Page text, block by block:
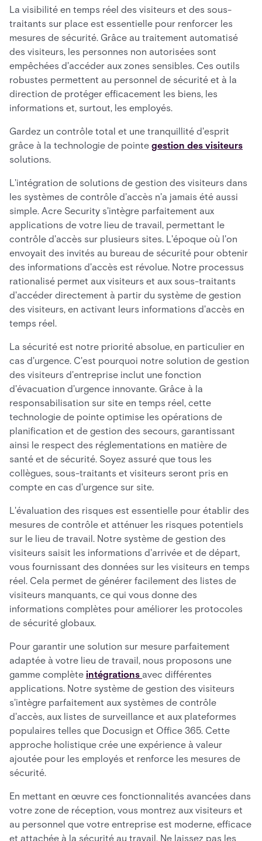
La visibilité en temps réel des visiteurs et des sous-
traitants sur place est essentielle pour renforcer les
mesures de sécurité. Grâce au traitement automatisé
des visiteurs, les personnes non autorisées sont
empêchées d'accéder aux zones sensibles. Ces outils
robustes permettent au personnel de sécurité et à la
direction de protéger efficacement les biens, les
informations et, surtout, les employés.
Gardez un contrôle total et une tranquillité d'esprit
grâce à la technologie de pointe gestion des visiteurs
solutions.
L'intégration de solutions de gestion des visiteurs dans
les systèmes de contrôle d'accès n'a jamais été aussi
simple. Acre Security s'intègre parfaitement aux
applications de votre lieu de travail, permettant le
contrôle d'accès sur plusieurs sites. L'époque où l'on
envoyait des invités au bureau de sécurité pour obtenir
des informations d'accès est révolue. Notre processus
rationalisé permet aux visiteurs et aux sous-traitants
d'accéder directement à partir du système de gestion
des visiteurs, en activant leurs informations d'accès en
temps réel.
La sécurité est notre priorité absolue, en particulier en
cas d'urgence. C'est pourquoi notre solution de gestion
des visiteurs d'entreprise inclut une fonction
d'évacuation d'urgence innovante. Grâce à la
responsabilisation sur site en temps réel, cette
technologie de pointe optimise les opérations de
planification et de gestion des secours, garantissant
ainsi le respect des réglementations en matière de
santé et de sécurité. Soyez assuré que tous les
collègues, sous-traitants et visiteurs seront pris en
compte en cas d'urgence sur site.
L'évaluation des risques est essentielle pour établir des
mesures de contrôle et atténuer les risques potentiels
sur le lieu de travail. Notre système de gestion des
visiteurs saisit les informations d'arrivée et de départ,
vous fournissant des données sur les visiteurs en temps
réel. Cela permet de générer facilement des listes de
visiteurs manquants, ce qui vous donne des
informations complètes pour améliorer les protocoles
de sécurité globaux.
Pour garantir une solution sur mesure parfaitement
adaptée à votre lieu de travail, nous proposons une
gamme complète intégrations avec différentes
applications. Notre système de gestion des visiteurs
s'intègre parfaitement aux systèmes de contrôle
d'accès, aux listes de surveillance et aux plateformes
populaires telles que Docusign et Office 365. Cette
approche holistique crée une expérience à valeur
ajoutée pour les employés et renforce les mesures de
sécurité.
En mettant en œuvre ces fonctionnalités avancées dans
votre zone de réception, vous montrez aux visiteurs et
au personnel que votre entreprise est moderne, efficace
et attachée à la sécurité au travail. Ne laissez pas les